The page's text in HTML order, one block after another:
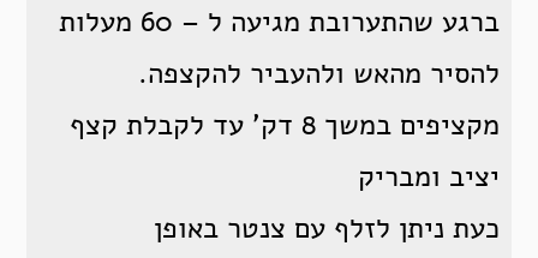
ברגע שהתערובת מגיעה ל – 60 מעלות
להסיר מהאש ולהעביר להקצפה.
מקציפים במשך 8 דק’ עד לקבלת קצף
יציב ומבריק
כעת ניתן לזלף עם צנטר באופן